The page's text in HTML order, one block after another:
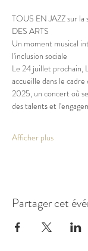
TOUS EN JAZZ sur
DES ARTS
Un moment musical
l'inclusion sociale
Le 24 juillet prochain,
accueille dans le
2025, un concert où
des talents et
Afficher plus
Partager cet